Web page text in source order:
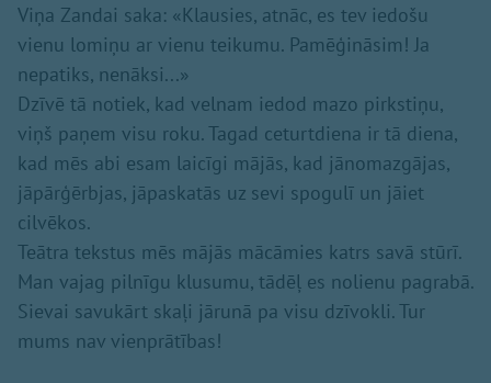
Viņa Zandai saka: «Klausies, atnāc, es tev iedošu
vienu lomiņu ar vienu teikumu. Pamēģināsim! Ja
nepatiks, nenāksi...»
Dzīvē tā notiek, kad velnam iedod mazo pirkstiņu,
viņš paņem visu roku. Tagad ceturtdiena ir tā diena,
kad mēs abi esam laicīgi mājās, kad jānomazgājas,
jāpārģērbjas, jāpaskatās uz sevi spogulī un jāiet
cilvēkos.
Teātra tekstus mēs mājās mācāmies katrs savā stūrī.
Man vajag pilnīgu klusumu, tādēļ es nolienu pagrabā.
Sievai savukārt skaļi jārunā pa visu dzīvokli. Tur
mums nav vienprātības!